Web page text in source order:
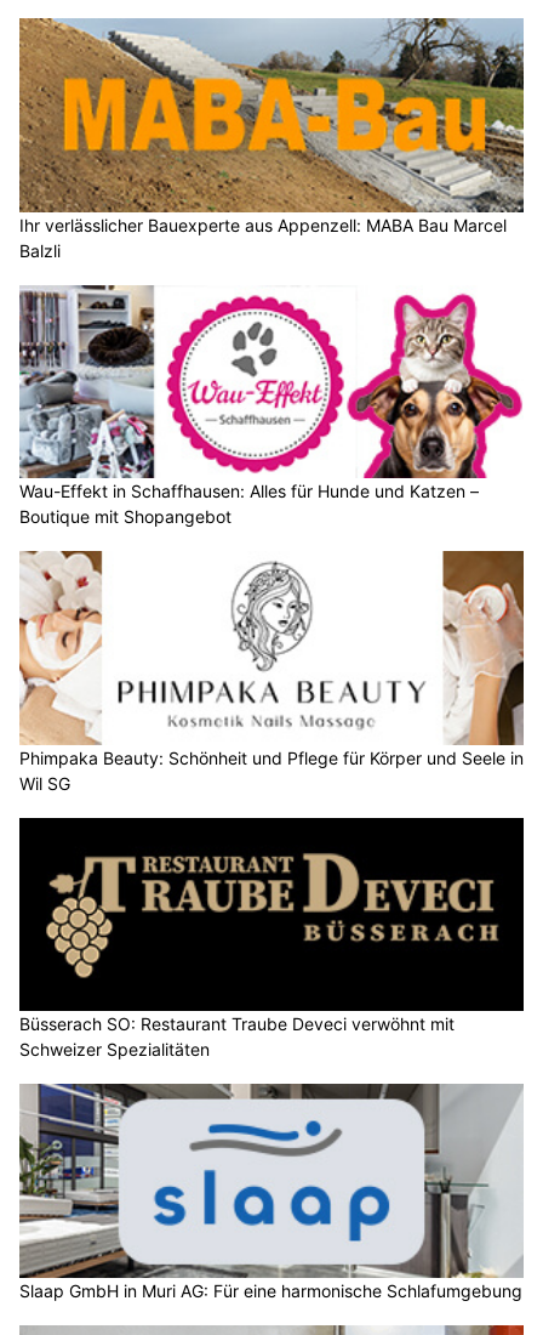
Ihr verlässlicher Bauexperte aus Appenzell: MABA Bau Marcel
Balzli
Wau-Effekt in Schaffhausen: Alles für Hunde und Katzen –
Boutique mit Shopangebot
Phimpaka Beauty: Schönheit und Pflege für Körper und Seele in
Wil SG
Büsserach SO: Restaurant Traube Deveci verwöhnt mit
Schweizer Spezialitäten
Slaap GmbH in Muri AG: Für eine harmonische Schlafumgebung